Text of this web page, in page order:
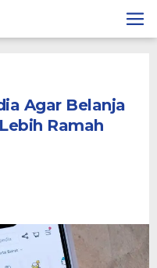
Agar Belanja
Ramah